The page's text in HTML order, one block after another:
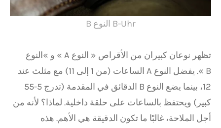
B-Uhr النوع B
تظهر نوعان كبيران من الأقراص « النوع A » و »النوع
B ». يفضل النوع A الساعات (من 1 إلى 11) مع مثلث عند
12، بينما يضع النوع B الدقائق في المقدمة (تدرج 5-55
كبير) ويحتفظ بالساعات على حلقة داخلية. لماذا؟ لأنه من
أجل الملاحة، غالبًا ما تكون الدقيقة هي الأهم. هذه